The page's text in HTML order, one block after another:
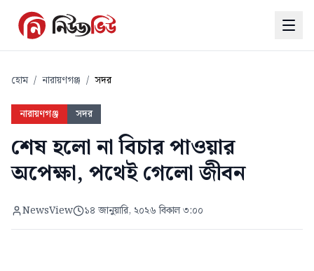
হোম / নারায়ণগঞ্জ / সদর
নারায়ণগঞ্জ সদর
শেষ হলো না বিচার পাওয়ার
অপেক্ষা, পথেই গেলো জীবন
NewsView ১৪ জানুয়ারি, ২০২৬ বিকাল ৩:০০